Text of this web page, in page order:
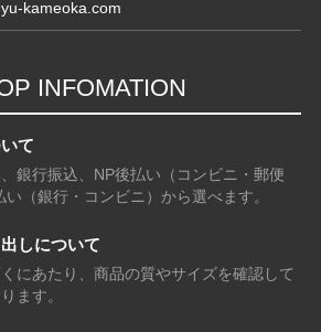
kameoka.com
INFOMATION
て
銀行振込、NP後払い（コンビニ・郵便
（銀行・コンビニ）から選べます。
しについて
にあたり、商品の質やサイズを確認して
ます。